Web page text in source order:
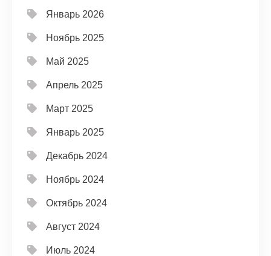
Январь 2026
Ноябрь 2025
Май 2025
Апрель 2025
Март 2025
Январь 2025
Декабрь 2024
Ноябрь 2024
Октябрь 2024
Август 2024
Июль 2024